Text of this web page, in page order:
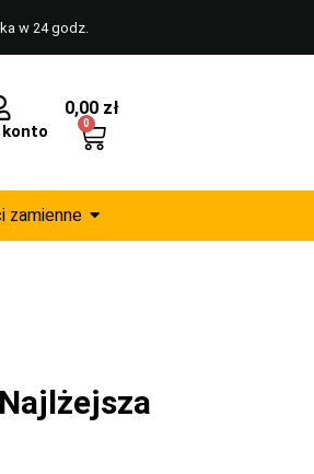
w 24 godz.
0,00 zł
0
zamienne